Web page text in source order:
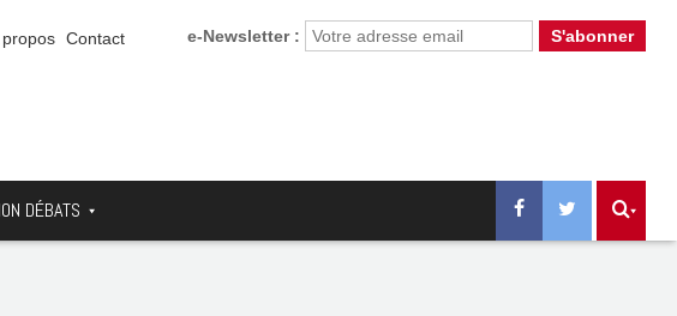
e-Newsletter :
propos Contact
DÉBATS